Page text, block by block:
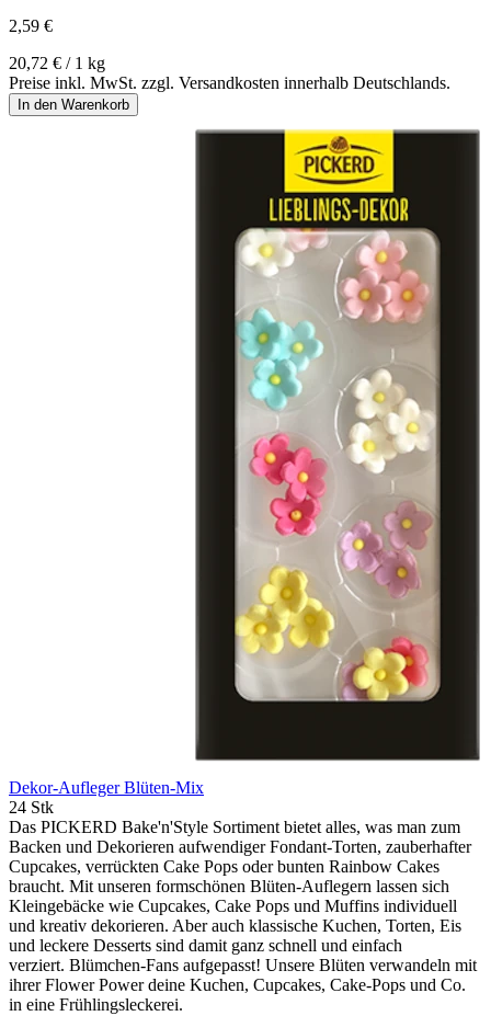
2,59 €
20,72 € / 1 kg
Preise inkl. MwSt. zzgl. Versandkosten innerhalb Deutschlands.
In den Warenkorb
Dekor-Aufleger Blüten-Mix
24 Stk
Das PICKERD Bake'n'Style Sortiment bietet alles, was man zum
Backen und Dekorieren aufwendiger Fondant-Torten, zauberhafter
Cupcakes, verrückten Cake Pops oder bunten Rainbow Cakes
braucht. Mit unseren formschönen Blüten-Auflegern lassen sich
Kleingebäcke wie Cupcakes, Cake Pops und Muffins individuell
und kreativ dekorieren. Aber auch klassische Kuchen, Torten, Eis
und leckere Desserts sind damit ganz schnell und einfach
verziert. Blümchen-Fans aufgepasst! Unsere Blüten verwandeln mit
ihrer Flower Power deine Kuchen, Cupcakes, Cake-Pops und Co.
in eine Frühlingsleckerei.